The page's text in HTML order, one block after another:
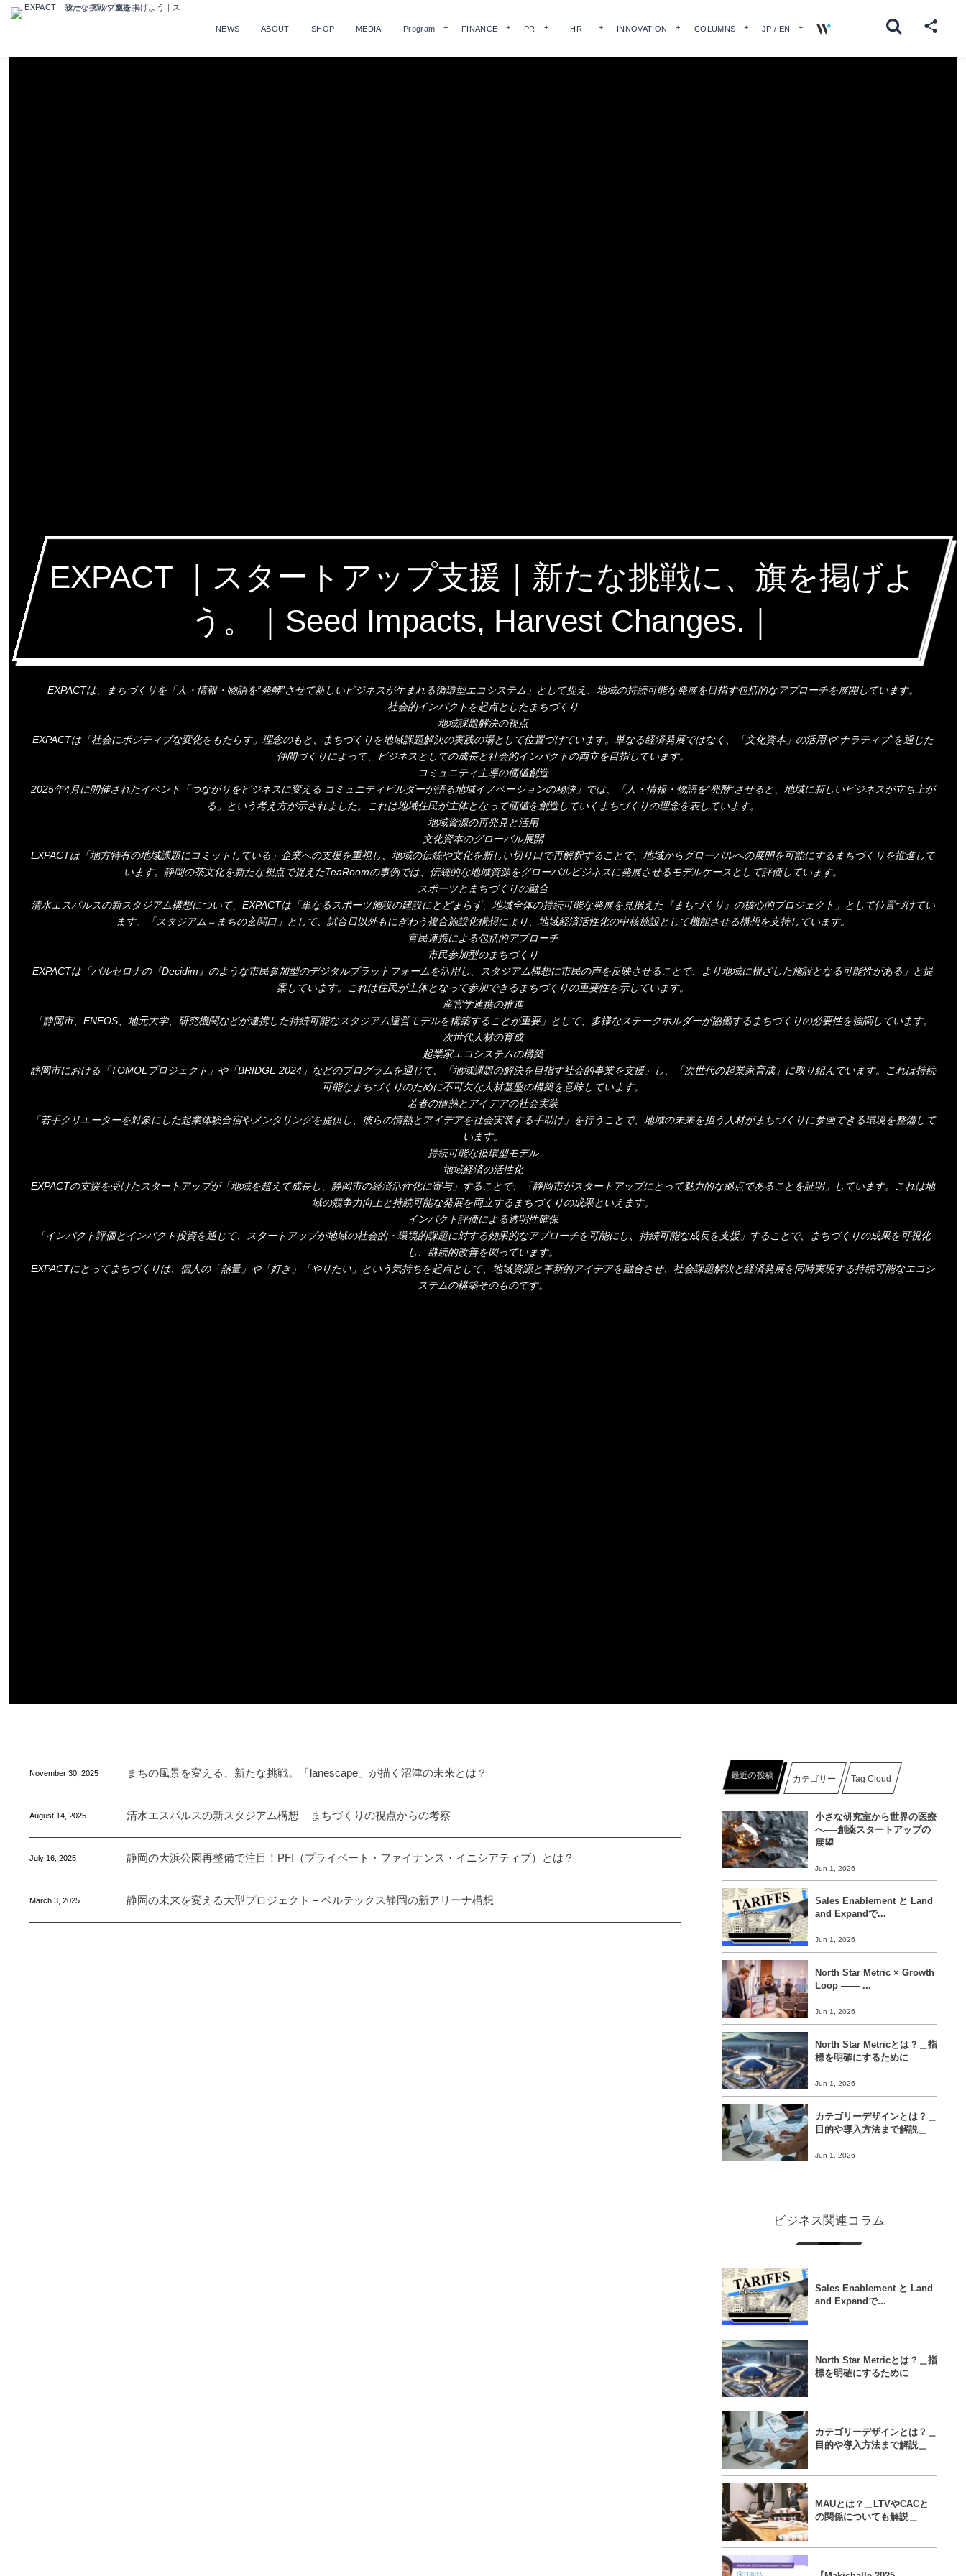
NEWS ABOUT SHOP MEDIA Program FINANCE PR HR INNOVATION COLUMNS JP / EN
EXPACT ｜スタートアップ支援｜新たな挑戦に、旗を掲げよ
う。｜Seed Impacts, Harvest Changes.｜
EXPACTは、まちづくりを「人・情報・物語を”発酵”させて新しいビジネスが生まれる循環型エコシステム」として捉え、地域の持続可能な発展を目指す包括的なアプローチを展開しています。
社会的インパクトを起点としたまちづくり
地域課題解決の視点
EXPACTは「社会にポジティブな変化をもたらす」理念のもと、まちづくりを地域課題解決の実践の場として位置づけています。単なる経済発展ではなく、「文化資本」の活用や”ナラティブ”を通じた
仲間づくりによって、ビジネスとしての成長と社会的インパクトの両立を目指しています。
コミュニティ主導の価値創造
2025年4月に開催されたイベント「つながりをビジネスに変える コミュニティビルダーが語る地域イノベーションの秘訣」では、「人・情報・物語を”発酵”させると、地域に新しいビジネスが立ち上が
る」という考え方が示されました。これは地域住民が主体となって価値を創造していくまちづくりの理念を表しています。
地域資源の再発見と活用
文化資本のグローバル展開
EXPACTは「地方特有の地域課題にコミットしている」企業への支援を重視し、地域の伝統や文化を新しい切り口で再解釈することで、地域からグローバルへの展開を可能にするまちづくりを推進して
います。静岡の茶文化を新たな視点で捉えたTeaRoomの事例では、伝統的な地域資源をグローバルビジネスに発展させるモデルケースとして評価しています。
スポーツとまちづくりの融合
清水エスパルスの新スタジアム構想について、EXPACTは「単なるスポーツ施設の建設にとどまらず、地域全体の持続可能な発展を見据えた『まちづくり』の核心的プロジェクト」として位置づけてい
ます。「スタジアム＝まちの玄関口」として、試合日以外もにぎわう複合施設化構想により、地域経済活性化の中核施設として機能させる構想を支持しています。
官民連携による包括的アプローチ
市民参加型のまちづくり
EXPACTは「バルセロナの『Decidim』のような市民参加型のデジタルプラットフォームを活用し、スタジアム構想に市民の声を反映させることで、より地域に根ざした施設となる可能性がある」と提
案しています。これは住民が主体となって参加できるまちづくりの重要性を示しています。
産官学連携の推進
「静岡市、ENEOS、地元大学、研究機関などが連携した持続可能なスタジアム運営モデルを構築することが重要」として、多様なステークホルダーが協働するまちづくりの必要性を強調しています。
次世代人材の育成
起業家エコシステムの構築
静岡市における「TOMOLプロジェクト」や「BRIDGE 2024」などのプログラムを通じて、「地域課題の解決を目指す社会的事業を支援」し、「次世代の起業家育成」に取り組んでいます。これは持続
可能なまちづくりのために不可欠な人材基盤の構築を意味しています。
若者の情熱とアイデアの社会実装
「若手クリエーターを対象にした起業体験合宿やメンタリングを提供し、彼らの情熱とアイデアを社会実装する手助け」を行うことで、地域の未来を担う人材がまちづくりに参画できる環境を整備して
います。
持続可能な循環型モデル
地域経済の活性化
EXPACTの支援を受けたスタートアップが「地域を超えて成長し、静岡市の経済活性化に寄与」することで、「静岡市がスタートアップにとって魅力的な拠点であることを証明」しています。これは地
域の競争力向上と持続可能な発展を両立するまちづくりの成果といえます。
インパクト評価による透明性確保
「インパクト評価とインパクト投資を通じて、スタートアップが地域の社会的・環境的課題に対する効果的なアプローチを可能にし、持続可能な成長を支援」することで、まちづくりの成果を可視化
し、継続的改善を図っています。
EXPACTにとってまちづくりは、個人の「熱量」や「好き」「やりたい」という気持ちを起点として、地域資源と革新的アイデアを融合させ、社会課題解決と経済発展を同時実現する持続可能なエコシ
ステムの構築そのものです。
November 30, 2025 まちの風景を変える、新たな挑戦。「lanescape」が描く沼津の未来とは？
August 14, 2025 清水エスパルスの新スタジアム構想 – まちづくりの視点からの考察
July 16, 2025 静岡の大浜公園再整備で注目！PFI（プライベート・ファイナンス・イニシアティブ）とは？
March 3, 2025 静岡の未来を変える大型プロジェクト – ベルテックス静岡の新アリーナ構想
最近の投稿 カテゴリー Tag Cloud
小さな研究室から世界の医療
へ──創薬スタートアップの
展望
Jun 1, 2026
Sales Enablement と Land
and Expandで...
Jun 1, 2026
North Star Metric × Growth
Loop ―― ...
Jun 1, 2026
North Star Metricとは？＿指
標を明確にするために
Jun 1, 2026
カテゴリーデザインとは？＿
目的や導入方法まで解説＿
Jun 1, 2026
ビジネス関連コラム
Sales Enablement と Land
and Expandで...
North Star Metricとは？＿指
標を明確にするために
カテゴリーデザインとは？＿
目的や導入方法まで解説＿
MAUとは？＿LTVやCACと
の関係についても解説＿